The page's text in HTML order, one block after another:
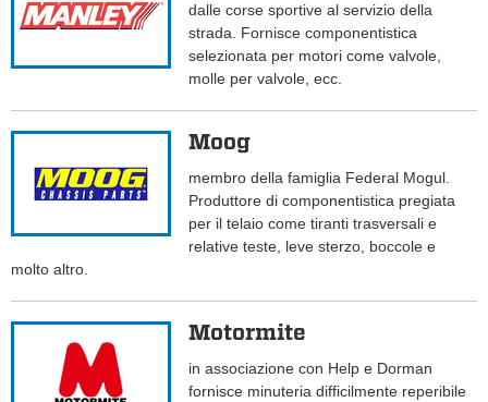
dalle corse sportive al servizio della
strada. Fornisce componentistica
selezionata per motori come valvole,
molle per valvole, ecc.
Moog
membro della famiglia Federal Mogul.
Produttore di componentistica pregiata
per il telaio come tiranti trasversali e
relative teste, leve sterzo, boccole e
molto altro.
Motormite
in associazione con Help e Dorman
fornisce minuteria difficilmente reperibile